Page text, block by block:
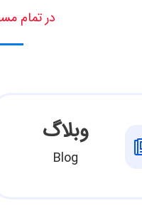
در تمام
وبلاگ
Blog